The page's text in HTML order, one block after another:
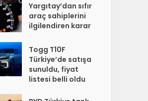
Yargıtay’dan sıfır
araç sahiplerini
ilgilendiren karar
Togg T10F
Türkiye’de satışa
sunuldu, fiyat
listesi belli oldu